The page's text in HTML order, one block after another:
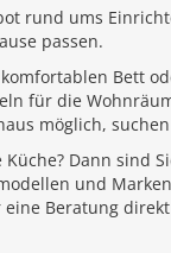
rund ums
passen.
Bett
für die
möglich,
Dann
und
Beratung